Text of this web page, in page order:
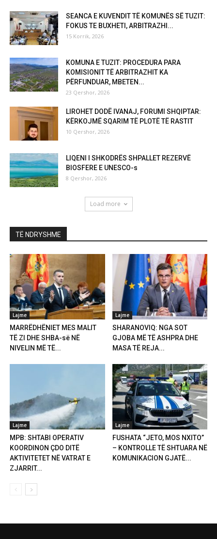
SEANCA E KUVENDIT TË KOMUNËS SË TUZIT:
FOKUS TE BUXHETI, ARBITRAZHI...
15 Korrik, 2026
KOMUNA E TUZIT: PROCEDURA PARA
KOMISIONIT TË ARBITRAZHIT KA
PËRFUNDUAR, MBETEN...
23 Qershor, 2026
LIROHET DODË IVANAJ, FORUMI SHQIPTAR:
KËRKOJMË SQARIM TË PLOTË TË RASTIT
10 Qershor, 2026
LIQENI I SHKODRËS SHPALLET REZERVË
BIOSFERE E UNESCO-s
8 Qershor, 2026
Load more
TË NDRYSHME
Lajme
MARRËDHËNIET MES MALIT
TË ZI DHE SHBA-së NË
NIVELIN MË TË...
Lajme
SHARANOVIQ: NGA SOT
GJOBA MË TË ASHPRA DHE
MASA TË REJA...
Lajme
MPB: SHTABI OPERATIV
KOORDINON ÇDO DITË
AKTIVITETET NË VATRAT E
ZJARRIT...
Lajme
FUSHATA “JETO, MOS NXITO”
– KONTROLLE TË SHTUARA NË
KOMUNIKACION GJATË...